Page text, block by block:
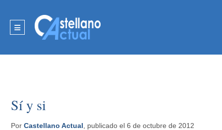
Sí y si
PorCastellano Actual , publicado el 6 de octubre de 2012